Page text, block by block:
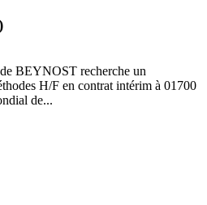
BEYNOST recherche un
H/F en contrat intérim à 01700
de...